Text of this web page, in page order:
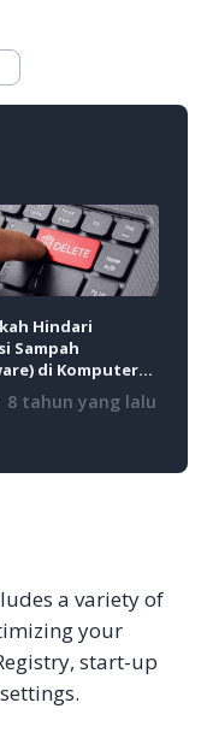
Hindari
Sampah
di Komputer
8 tahun yang lalu
a variety of
your
start-up